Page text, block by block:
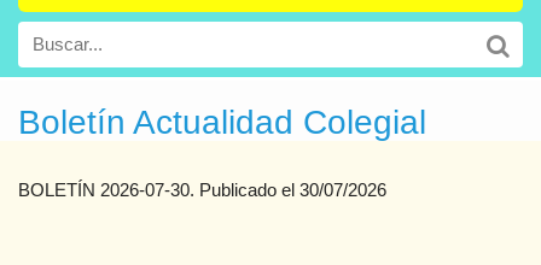
Boletín Actualidad Colegial
BOLETÍN 2026-07-30. Publicado el 30/07/2026